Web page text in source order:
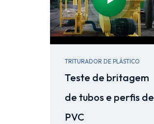
TRITURADOR DE PLÁSTICO
Teste de britagem
de tubos e perfis de
PVC